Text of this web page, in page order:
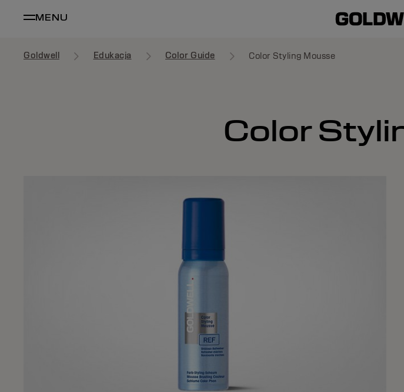
MENU
Goldwell Edukacja Color Guide Color Styling Mousse
Color